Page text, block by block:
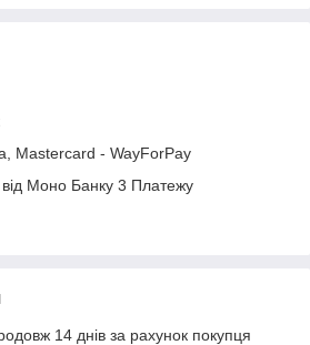
Mastercard - WayForPay
Моно Банку 3 Платежу
14 днів за рахунок покупця